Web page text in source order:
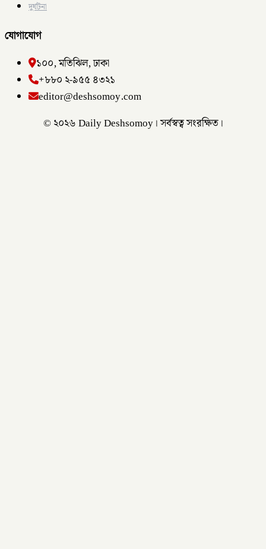
দুর্ঘটনা
যোগাযোগ
১০০, মতিঝিল, ঢাকা
+৮৮০ ২-৯৫৫ ৪৩২১
editor@deshsomoy.com
© ২০২৬ Daily Deshsomoy। সর্বস্বত্ব সংরক্ষিত।